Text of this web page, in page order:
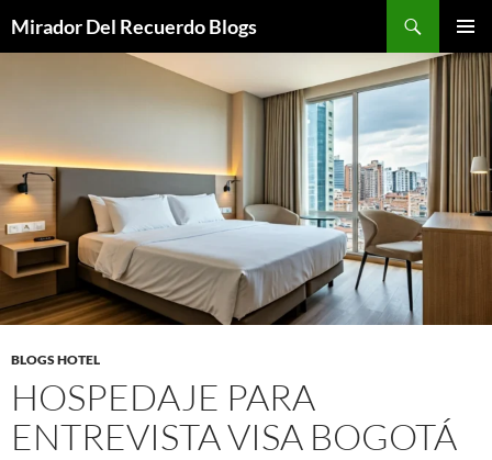
Mirador Del Recuerdo Blogs
MENÚ
BLOGS HOTEL
HOSPEDAJE PARA
ENTREVISTA VISA BOGOTÁ